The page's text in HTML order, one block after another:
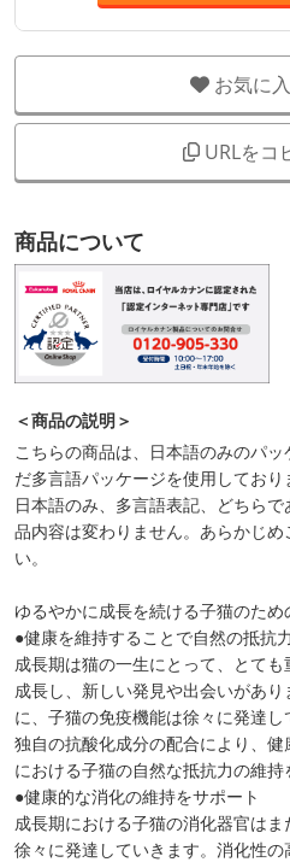
お気に
URLをコ
商品について
＜商品の説明＞
こちらの商品は、日本語のみのパ
だ多言語パッケージを使用しており
日本語のみ、多言語表記、どちら
品内容は変わりません。あらかじ
い。
ゆるやかに成長を続ける子猫のため
●健康を維持することで自然の抵抗
成長期は猫の一生にとって、とて
成長し、新しい発見や出会いがあ
に、子猫の免疫機能は徐々に発達
独自の抗酸化成分の配合により、
における子猫の自然な抵抗力の維持
●健康的な消化の維持をサポート
成長期における子猫の消化器官は
徐々に発達していきます。消化性